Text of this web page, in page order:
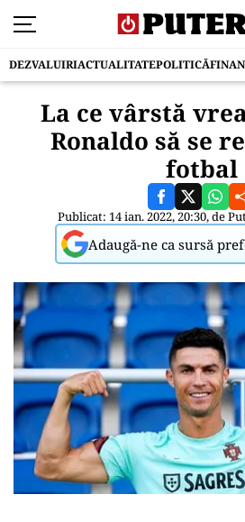
DEZVALUIRIACTUALITATEPOLITICĂ
La ce vârstă
Ronaldo să se
fotbal
Publicat: 14 ian. 2022, 20:30, de
Adaugă-ne ca sursă